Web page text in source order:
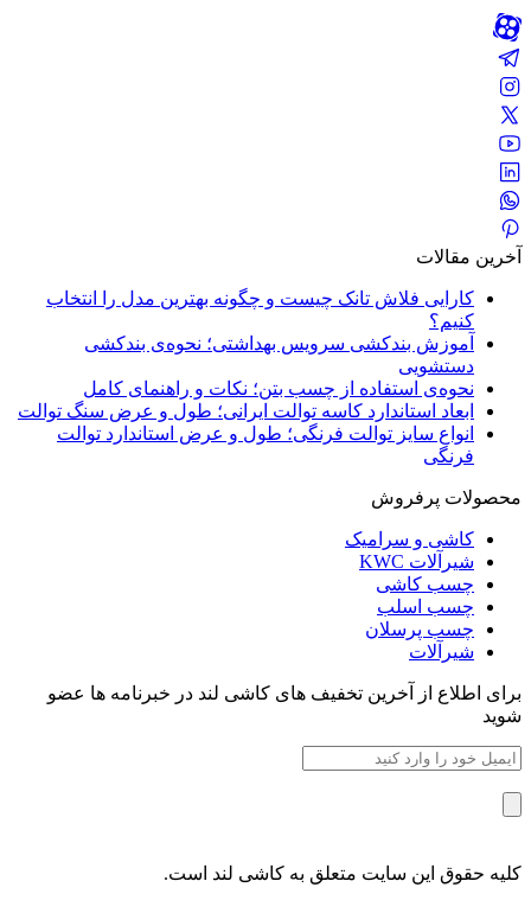
آخرین مقالات
کارایی فلاش تانک چیست و چگونه بهترین مدل را انتخاب
کنیم؟
آموزش بندکشی سرویس بهداشتی؛ نحوه‌ی بندکشی
دستشویی
نحوه‌ی استفاده از چسب بتن؛ نکات و راهنمای کامل
ابعاد استاندارد کاسه توالت ایرانی؛ طول و عرض سنگ توالت
انواع سایز توالت فرنگی؛ طول و عرض استاندارد توالت
فرنگی
محصولات پرفروش
کاشی و سرامیک
شیرآلات KWC
چسب کاشی
چسب اسلب
چسب پرسلان
شیرآلات
برای اطلاع از آخرین تخفیف های کاشی لند در خبرنامه ها عضو
شوید
کلیه حقوق این سایت متعلق به کاشی لند است.